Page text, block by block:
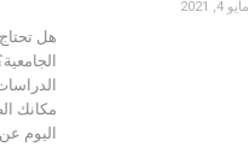
مايو 4, 2021
هل
مكانك
اليوم